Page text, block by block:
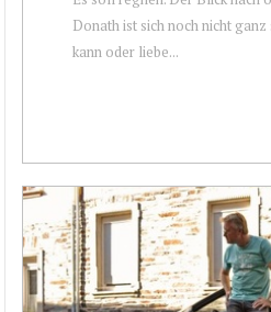
Donath ist sich noch nicht
kann oder liebe...